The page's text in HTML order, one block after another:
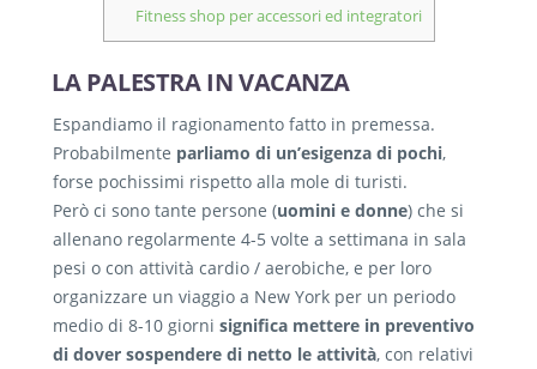
Fitness shop per accessori ed integratori
LA PALESTRA IN VACANZA
Espandiamo il ragionamento fatto in premessa.
Probabilmente parliamo di un’esigenza di pochi,
forse pochissimi rispetto alla mole di turisti.
Però ci sono tante persone (uomini e donne) che si
allenano regolarmente 4-5 volte a settimana in sala
pesi o con attività cardio / aerobiche, e per loro
organizzare un viaggio a New York per un periodo
medio di 8-10 giorni significa mettere in preventivo
di dover sospendere di netto le attività, con relativi